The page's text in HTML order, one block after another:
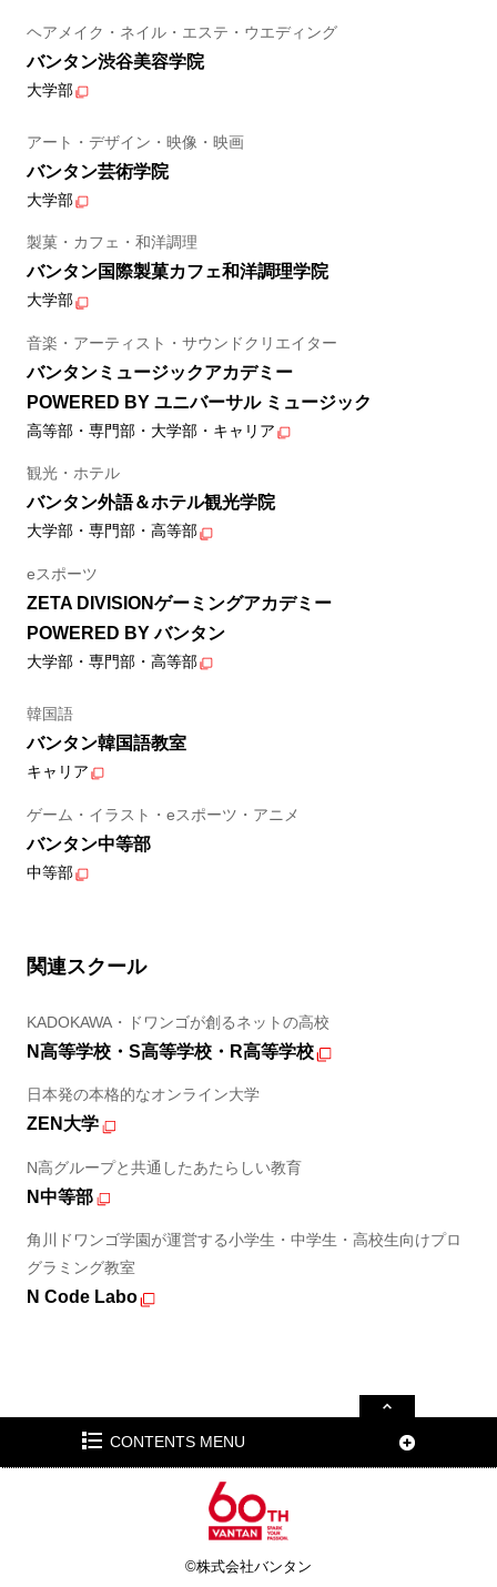
ヘアメイク・ネイル・エステ・ウエディング
バンタン渋谷美容学院
大学部
アート・デザイン・映像・映画
バンタン芸術学院
大学部
製菓・カフェ・和洋調理
バンタン国際製菓カフェ和洋調理学院
大学部
音楽・アーティスト・サウンドクリエイター
バンタンミュージックアカデミー
POWERED BY ユニバーサル ミュージック
高等部・専門部・大学部・キャリア
観光・ホテル
バンタン外語＆ホテル観光学院
大学部・専門部・高等部
eスポーツ
ZETA DIVISIONゲーミングアカデミー
POWERED BY バンタン
大学部・専門部・高等部
韓国語
バンタン韓国語教室
キャリア
ゲーム・イラスト・eスポーツ・アニメ
バンタン中等部
中等部
関連スクール
KADOKAWA・ドワンゴが創るネットの高校
N高等学校・S高等学校・R高等学校
日本発の本格的なオンライン大学
ZEN大学
N高グループと共通したあたらしい教育
N中等部
角川ドワンゴ学園が運営する小学生・中学生・高校生向けプロ
グラミング教室
N Code Labo
CONTENTS MENU
©株式会社バンタン